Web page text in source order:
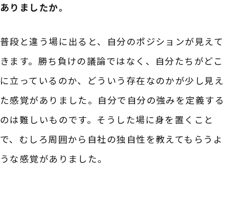
ありましたか。
普段と違う場に出ると、自分のポジションが見えて
きます。勝ち負けの議論ではなく、自分たちがどこ
に立っているのか、どういう存在なのかが少し見え
た感覚がありました。自分で自分の強みを定義する
のは難しいものです。そうした場に身を置くこと
で、むしろ周囲から自社の独自性を教えてもらうよ
うな感覚がありました。